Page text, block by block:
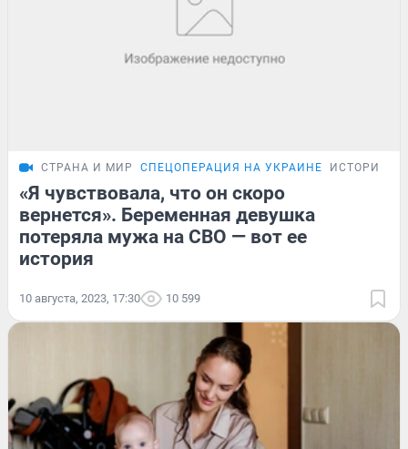
СТРАНА И МИР СПЕЦОПЕРАЦИЯ НА УКРАИНЕ ИСТОРИИ
«Я чувствовала, что он скоро
вернется». Беременная девушка
потеряла мужа на СВО — вот ее
история
10 августа, 2023, 17:30 10 599